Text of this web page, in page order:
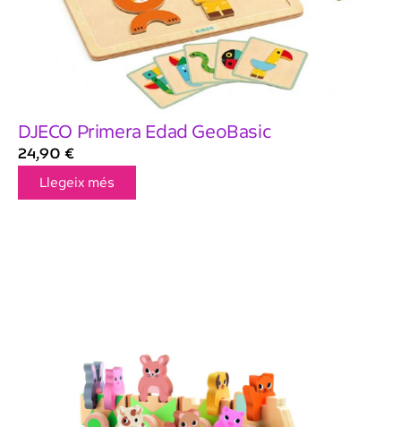
DJECO Primera Edad GeoBasic
24,90 €
Llegeix més